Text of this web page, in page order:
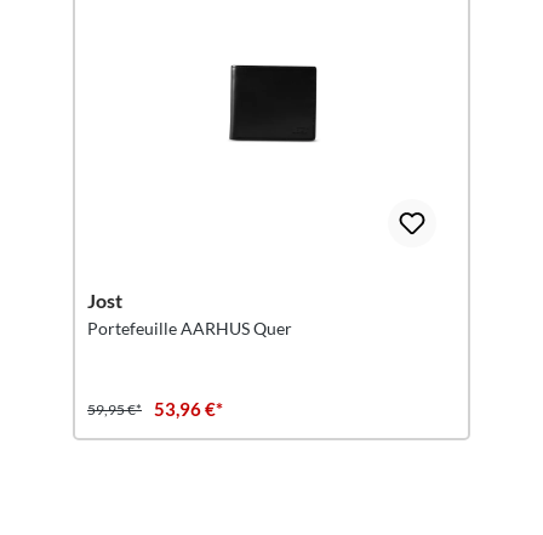
Jost
Portefeuille AARHUS Quer
59,95 €* 53,96 €*